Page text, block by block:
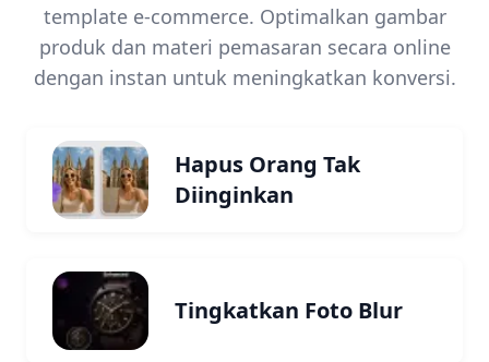
template e-commerce. Optimalkan gambar
produk dan materi pemasaran secara online
dengan instan untuk meningkatkan konversi.
Hapus Orang Tak
Diinginkan
Tingkatkan Foto Blur